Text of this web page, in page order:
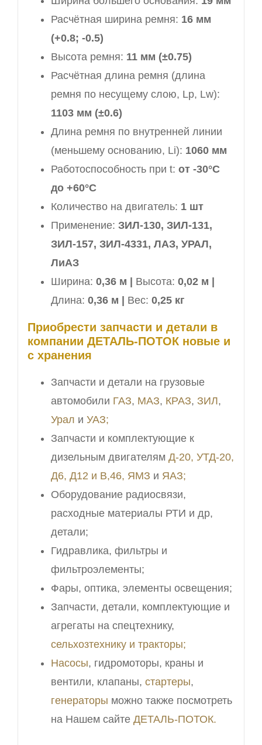
Расчётная ширина ремня: 16 мм
(+0.8; -0.5)
Высота ремня: 11 мм (±0.75)
Расчётная длина ремня (длина
ремня по несущему слою, Lp, Lw):
1103 мм (±0.6)
Длина ремня по внутренней линии
(меньшему основанию, Li): 1060 мм
Работоспособность при t: от -30°C
до +60°C
Количество на двигатель: 1 шт
Применение: ЗИЛ-130, ЗИЛ-131,
ЗИЛ-157, ЗИЛ-4331, ЛАЗ, УРАЛ,
ЛиАЗ
Ширина: 0,36 м | Высота: 0,02 м |
Длина: 0,36 м | Вес: 0,25 кг
Приобрести запчасти и детали в
компании ДЕТАЛЬ-ПОТОК новые и
с хранения
Запчасти и детали на грузовые
автомобили ГАЗ, МАЗ, КРАЗ, ЗИЛ,
Урал и УАЗ;
Запчасти и комплектующие к
дизельным двигателям Д-20, УТД-20,
Д6, Д12 и В,46, ЯМЗ и ЯАЗ;
Оборудование радиосвязи,
расходные материалы РТИ и др,
детали;
Гидравлика, фильтры и
фильтроэлементы;
Фары, оптика, элементы освещения;
Запчасти, детали, комплектующие и
агрегаты на спецтехнику,
сельхозтехнику и тракторы;
Насосы, гидромоторы, краны и
вентили, клапаны, стартеры,
генераторы можно также посмотреть
на Нашем сайте ДЕТАЛЬ-ПОТОК.